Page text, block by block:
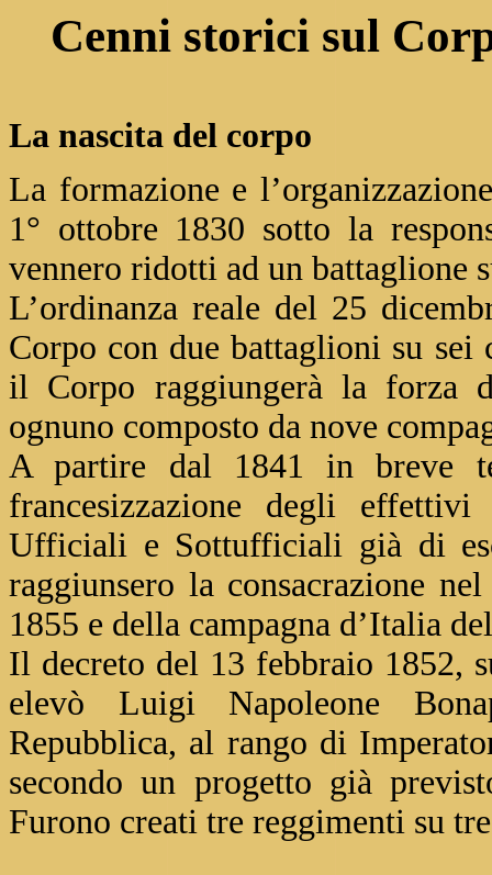
Cenni storici sul
La nascita del corpo
La formazione e
1° ottobre 1830 sotto la
vennero ridotti ad un battaglione
L’ordinanza reale del 25
Corpo con due battaglioni su sei
il Corpo raggiungerà la forza
ognuno composto da nove
A partire dal 1841 in breve
francesizzazione degli
Ufficiali e Sottufficiali già di
raggiunsero la consacrazione
1855 e della campagna d’Italia
Il decreto del 13 febbraio 1852,
elevò Luigi Napoleone
Repubblica, al rango di
secondo un progetto già
Furono creati tre reggimenti su